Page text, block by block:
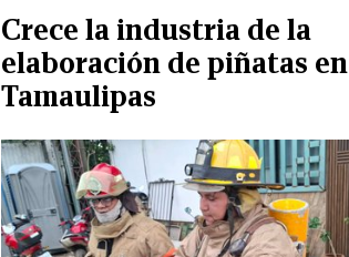
Crece la industria de la
elaboración de piñatas en
Tamaulipas